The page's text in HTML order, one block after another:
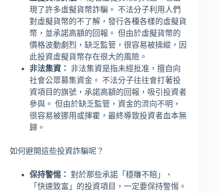
現了許多虛擬貨幣詐騙。 不法分子利用人們
對虛擬貨幣的不了解，發行各種各樣的虛擬貨
幣，並承諾高額的回報。 但由於虛擬貨幣的
價格波動劇烈，缺乏監管，很容易被操縱，因
此投資虛擬貨幣存在很大的風險。
非法集資：
非法集資是指未經批准，擅自向
社會公眾募集資金。 不法分子往往會打著投
資項目的旗號，承諾高額的回報，吸引投資者
參與。 但由於缺乏監管，資金的流向不明，
很容易被挪用或揮霍，最終導致投資者血本無
歸。
如何避開這些投資詐騙呢？
保持警惕： 對於那些承諾「穩賺不賠」、
「快速致富」的投資項目，一定要保持警惕。